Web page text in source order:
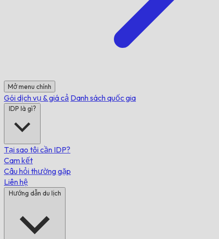
Mở menu chính
Gói dịch vụ & giá cả Danh sách quốc gia
IDP là gì?
Tại sao tôi cần IDP?
Cam kết
Câu hỏi thường gặp
Liên hệ
Hướng dẫn du lịch